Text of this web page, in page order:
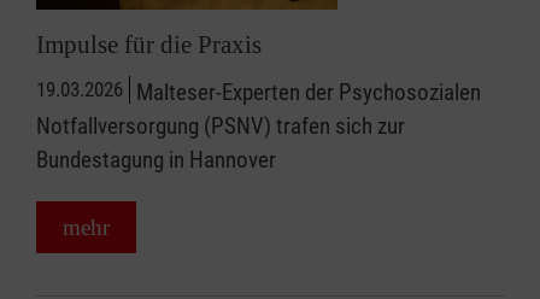
Impulse für die Praxis
19.03.2026 Malteser-Experten der Psychosozialen
Notfallversorgung (PSNV) trafen sich zur
Bundestagung in Hannover
mehr